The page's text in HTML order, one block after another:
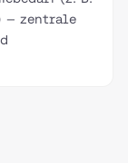
— zentrale